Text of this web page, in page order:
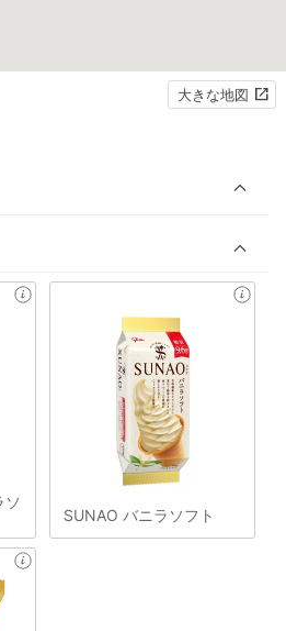
大きな地図
ソ
SUNAO バニラソフト